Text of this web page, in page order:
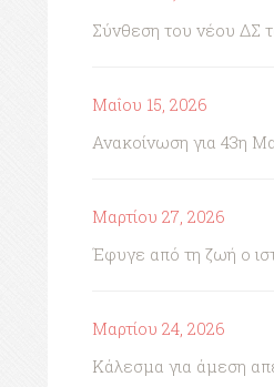
Σύνθεση του νέου ΔΣ
Μαΐου 15, 2026
Ανακοίνωση για 43η
Μαρτίου 27, 2026
Έφυγε από τη ζωή ο
Μαρτίου 24, 2026
Κάλεσμα για άμεση